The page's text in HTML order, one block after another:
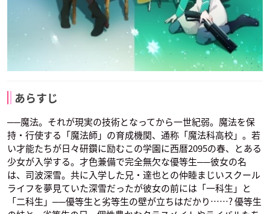
あらすじ
──魔法。それが現実の技術となってから一世紀弱。魔法を保
持・行使する「魔法師」の育成機関、通称「魔法科高校」。若
い才能たちが日々研鑽に励むこの学園に西暦2095の春、とある
少女が入学する。才色兼備で完全無欠な優等生──彼女の名
は、司波深雪。共に入学した兄・達也との仲睦まじいスクール
ライフを夢見ていた深雪だったが彼女の前には「一科生」と
「二科生」──優等生と劣等生の壁が立ちはだかり……? 優等生